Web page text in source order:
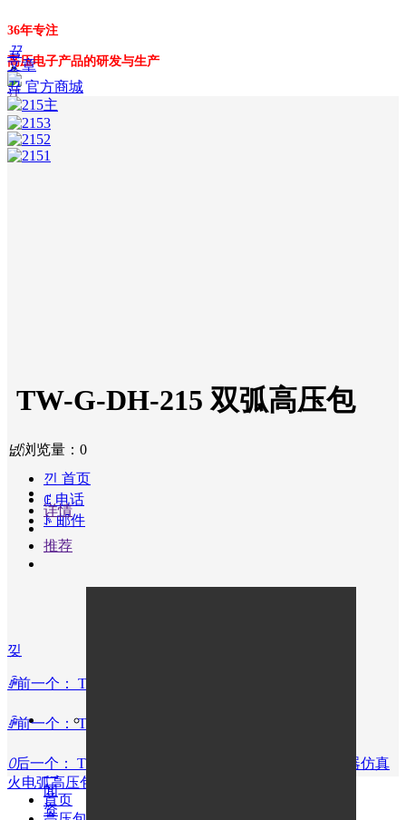
36年专注
高压电子产品的研发与生产
끀
ꁲ
首
页
高
压
发
生
自
化
设
备
解
例
关
于
我
新
闻
资
产品
文章
뀹 官方商城
151-9063-1958
TW-G-DH-215 双弧高压包
넶浏览量： 0
낀 首页
ꂅ 电话
ꂘ 邮件
详情
推荐
낒
ꄴ前一个： TW-G-DH-208 单弧高压包
ꄴ前一个： TW-G-DH-208 单弧高压包
ꄲ后一个：
TW-226型充电打火机配件 艾灸仪电子点烟器仿真
火电弧高压包点烟点纸
首页